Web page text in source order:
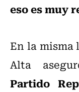
eso es muy
En la misma
Alta
Partido